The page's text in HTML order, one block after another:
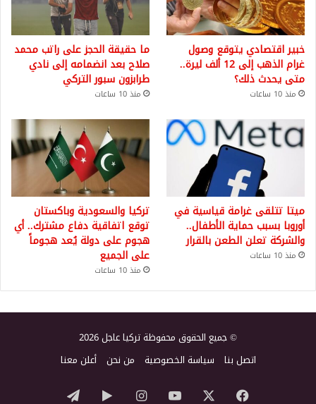
خبير اقتصادي يتوقع وصول
غرام الذهب إلى 12 ألف ليرة..
متى يحدث ذلك؟
منذ 10 ساعات
ما حقيقة الحجز على راتب محمد
صلاح بعد انضمامه إلى نادي
طرابزون سبور التركي
منذ 10 ساعات
ميتا تتلقى غرامة قياسية في
أوروبا بسبب حماية الأطفال..
والشركة تعلن الطعن بالقرار
منذ 10 ساعات
تركيا والسعودية وباكستان
توقع اتفاقية دفاع مشترك.. أي
هجوم على دولة يُعد هجوماً
على الجميع
منذ 10 ساعات
© جميع الحقوق محفوظة تركيا عاجل 2026
اتصل بنا سياسة الخصوصية من نحن أعلن معنا
فيسبوك ‫YouTubeانستقرام‏Googleتيلقرام